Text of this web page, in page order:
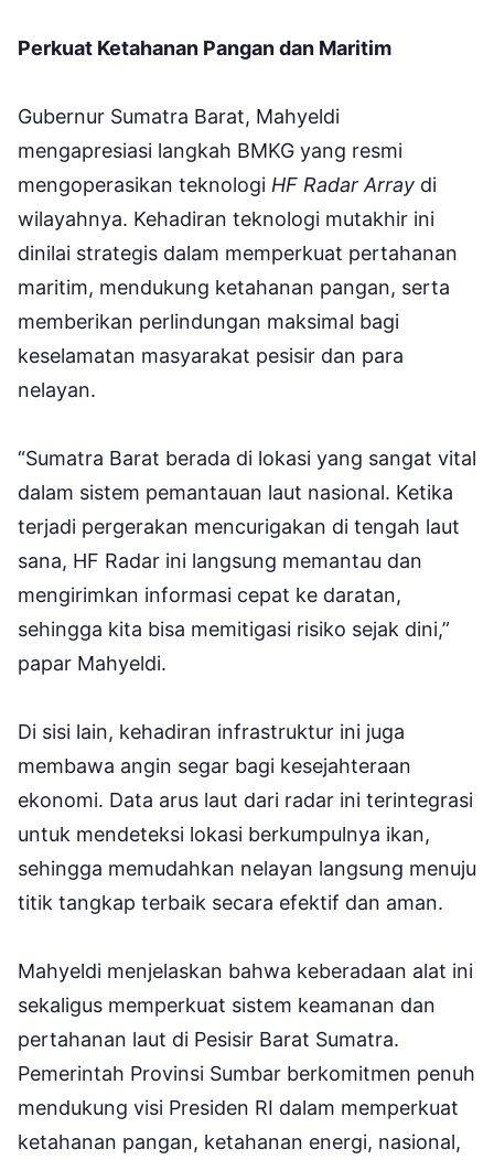
Perkuat Ketahanan Pangan dan Maritim
Gubernur Sumatra Barat, Mahyeldi
mengapresiasi langkah BMKG yang resmi
mengoperasikan teknologi HF Radar Array di
wilayahnya. Kehadiran teknologi mutakhir ini
dinilai strategis dalam memperkuat pertahanan
maritim, mendukung ketahanan pangan, serta
memberikan perlindungan maksimal bagi
keselamatan masyarakat pesisir dan para
nelayan.
“Sumatra Barat berada di lokasi yang sangat vital
dalam sistem pemantauan laut nasional. Ketika
terjadi pergerakan mencurigakan di tengah laut
sana, HF Radar ini langsung memantau dan
mengirimkan informasi cepat ke daratan,
sehingga kita bisa memitigasi risiko sejak dini,”
papar Mahyeldi.
Di sisi lain, kehadiran infrastruktur ini juga
membawa angin segar bagi kesejahteraan
ekonomi. Data arus laut dari radar ini terintegrasi
untuk mendeteksi lokasi berkumpulnya ikan,
sehingga memudahkan nelayan langsung menuju
titik tangkap terbaik secara efektif dan aman.
Mahyeldi menjelaskan bahwa keberadaan alat ini
sekaligus memperkuat sistem keamanan dan
pertahanan laut di Pesisir Barat Sumatra.
Pemerintah Provinsi Sumbar berkomitmen penuh
mendukung visi Presiden RI dalam memperkuat
ketahanan pangan, ketahanan energi, nasional,